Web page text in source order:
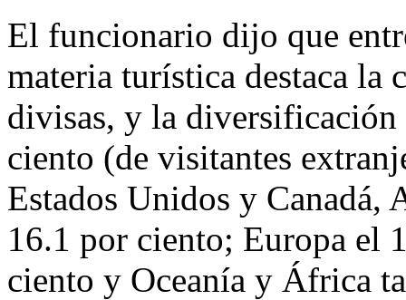
El funcionario dijo que
materia turística destaca la
divisas, y la
ciento (de visitantes
Estados Unidos y Canadá,
16.1 por ciento; Europa el
ciento y Oceanía y África